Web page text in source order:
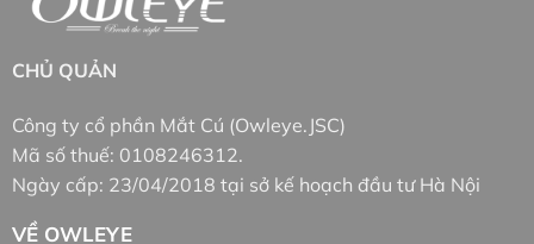
CHỦ QUẢN
Công ty cổ phần Mắt Cú (Owleye.JSC)
Mã số thuế: 0108246312.
Ngày cấp: 23/04/2018 tại sở kế hoạch đầu tư Hà Nội
VỀ OWLEYE